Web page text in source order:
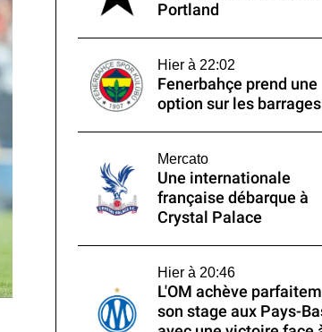
Portland
Hier à 22:02
Fenerbahçe prend une
option sur les barrages
Mercato
Une internationale
française débarque à
Crystal Palace
Hier à 20:46
L'OM achève
son stage aux Pays-